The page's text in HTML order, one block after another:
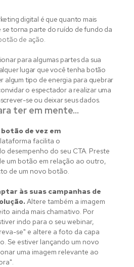
digital é que quanto mais
se torna parte do ruído de fundo da
de ação.
para algumas partes da sua
lugar que você tenha botão
algum tipo de energia para quebrar
o espectador a realizar uma
se ou deixar seus dados.
ter em mente…
de vez em
facilita o
desempenho do seu CTA. Preste
um botão em relação ao outro,
de um novo botão.
às suas campanhas de
Altere também a imagem
ainda mais chamativo. Por
indo para o seu webinar,
se" e altere a foto da capa
Se estiver lançando um novo
uma imagem relevante ao